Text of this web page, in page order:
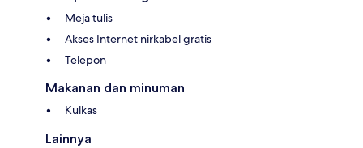
Meja tulis
Akses Internet nirkabel gratis
Telepon
Makanan dan minuman
Kulkas
Lainnya